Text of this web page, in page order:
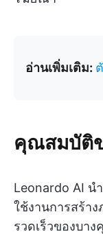
อ่านเพิ่มเติม:
คุณสมบัติ
Leonardo AI น
ใช้งานการสร้า
รวดเร็วของบา